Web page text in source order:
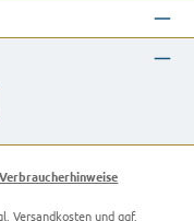
Verbraucherhinweise
Versandkostenund ggf.